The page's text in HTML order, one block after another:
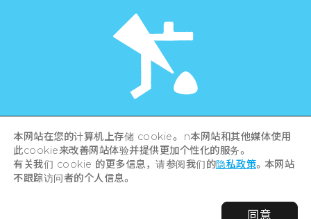
Hiroshima Prefecture / Hiroshima City .
All rights reserved
本网站在您的计算机上存储 cookie。 n本网站和其他媒体使用
此cookie来改善网站体验并提供更加个性化的服务。
有关我们 cookie 的更多信息，请参阅我们的隐私政策。本网站
不跟踪访问者的个人信息。
同意